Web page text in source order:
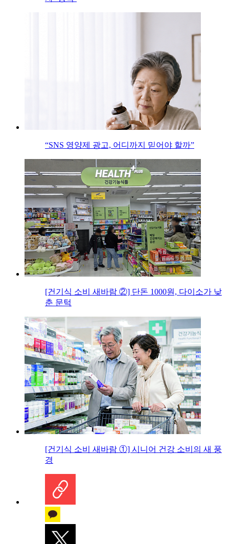
“SNS 영양제 광고, 어디까지 믿어야 할까”
[건기식 소비 새바람 ②] 단돈 1000원, 다이소가 낮
춘 문턱
[건기식 소비 새바람 ①] 시니어 건강 소비의 새 풍
경